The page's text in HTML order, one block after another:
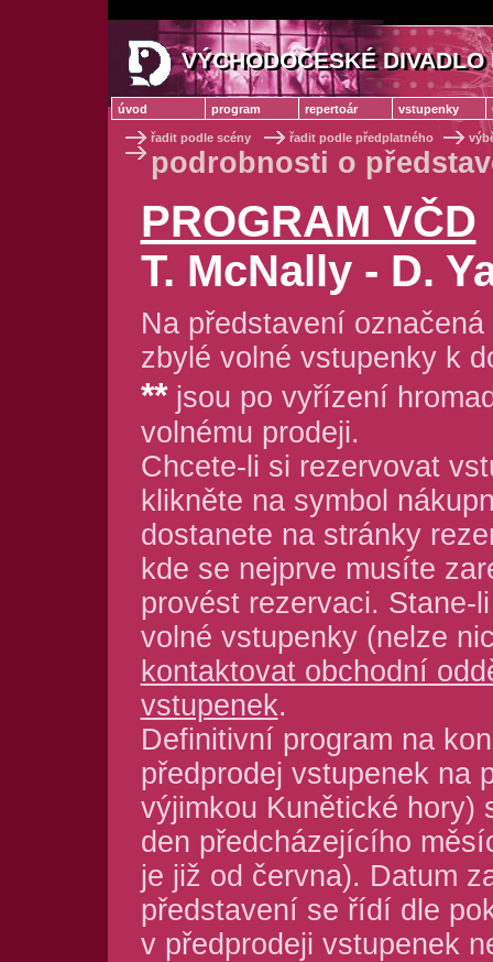
VÝCHODOČESKÉ
VÝCHODOČESKÉ DIVADLO
úvod program repertoár vstupenky
řadit podle scény řadit podle předplatného
podrobnosti o
PROGRAM VČD
T. McNally - D.
Na představení
zbylé volné vstupenky k
**jsou po vyřízení
volnému prodeji.
Chcete-li si rezervovat
klikněte na symbol
dostanete na stránky
kde se nejprve musíte
provést rezervaci. Stane-
volné vstupenky (nelze
kontaktovat obchodní
vstupenek.
Definitivní program na
předprodej vstupenek na
výjimkou Kunětické hory)
den předcházejícího
je již od června). Datum
představení se řídí dle
v předprodeji vstupenek